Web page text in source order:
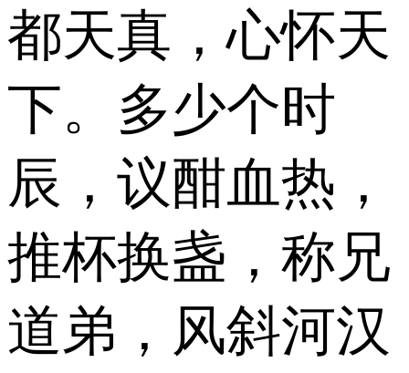
都天真，心怀天
下。多少个时
辰，议酣血热，
推杯换盏，称兄
道弟，风斜河汉